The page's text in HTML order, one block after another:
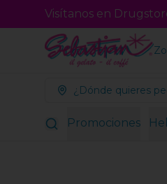
Visítanos en
¿Dónde quieres
Promociones